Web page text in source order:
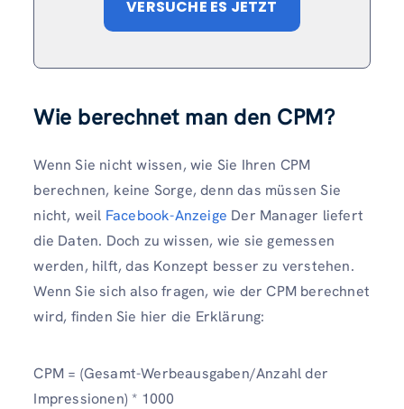
VERSUCHE ES JETZT
Wie berechnet man den CPM?
Wenn Sie nicht wissen, wie Sie Ihren CPM
berechnen, keine Sorge, denn das müssen Sie
nicht, weil Facebook-Anzeige Der Manager liefert
die Daten. Doch zu wissen, wie sie gemessen
werden, hilft, das Konzept besser zu verstehen.
Wenn Sie sich also fragen, wie der CPM berechnet
wird, finden Sie hier die Erklärung:
CPM = (Gesamt-Werbeausgaben/Anzahl der
Impressionen) * 1000